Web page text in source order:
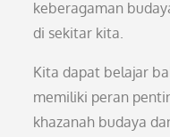
keberagaman
di sekitar kita.
Kita dapat belajar
memiliki peran
khazanah budaya